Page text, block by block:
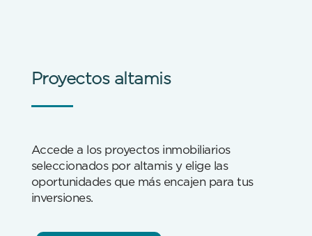
Proyectos altamis
Accede a los proyectos inmobiliarios
seleccionados por altamis y elige las
oportunidades que más encajen para tus
inversiones.